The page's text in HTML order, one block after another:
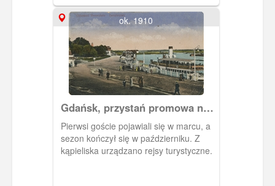
ok. 1910
Gdańsk, przystań promowa na
Westerplatte
Pierwsi goście pojawiali się w marcu, a
sezon kończył się w październiku. Z
kąpieliska urządzano rejsy turystyczne.